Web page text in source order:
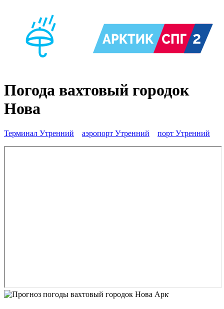
Погода вахтовый городок
Нова
Терминал Утренний аэропорт Утренний порт Утренний